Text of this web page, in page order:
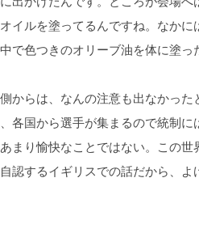
イルを塗ってるんですね。なか
で色つきのオリーブ油を体に塗
からは、なんの注意も出なかった
各国から選手が集まるので統制
まり愉快なことではない。この
認するイギリスでの話だから、